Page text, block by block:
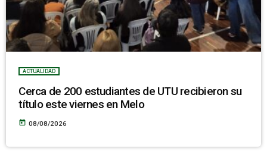
ACTUALIDAD
Cerca de 200 estudiantes de UTU recibieron su
título este viernes en Melo
today 08/08/2026